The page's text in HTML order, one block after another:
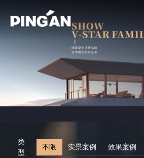
类
型
不限 实景案例 效果案例